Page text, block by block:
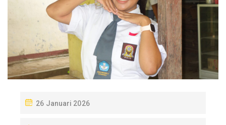
P
26 Januari 2026